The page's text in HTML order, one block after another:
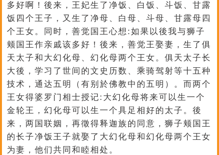
多好啊！後来，王妃生了净饭、白饭、斗饭、甘露
饭四个王子，又生了净母、白母、斗母、甘露母四
个王女。同时，善觉国王心想:如果以後我与狮子
颊国王作亲戚该多好！後来，善觉王娶妻，生了俱
天太子和大幻化母、幻化母两个王女。俱天太子长
大後，学习了世间的文史历数、乘骑驾射等十五种
技术，通达五明（有别於佛教中的五明）。而两个
王女得婆罗门相士授记:大幻化母将来可以生一个
金轮王，幻化母可以生一个具足相好的太子。後
来，两国联姻，再徵得释迦族的同意，狮子颊国王
的长子净饭王子就娶了大幻化母和幻化母两个王女
为妻，他们共同和睦相处。